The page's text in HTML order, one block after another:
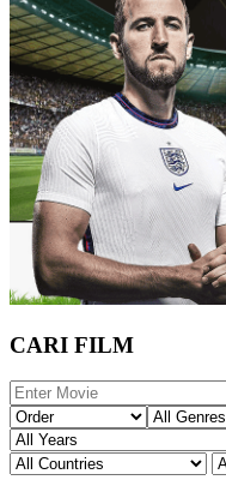
CARI FILM